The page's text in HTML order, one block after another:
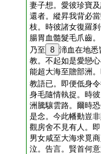
妻子想。愛彼珍寶
還者。縱昇我背必
枝。時彼諸女復羅
腸胃血髓髮毛爪齒
乃至 8 渧血在地悉
教。不起如是愛戀
能超大海至贍部洲
教語已。即便低身
身毛隨情執捉。時
洲騰驤雲路。爾時
是念。今此幡動豈
觀房舍不見有人。
男女咸至大海求覓
泣。告言。賢首何